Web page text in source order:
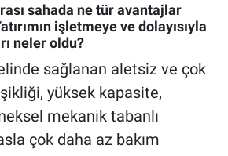
sahada ne tür avantajlar
işletmeye ve dolayısıyla
neler oldu?
sağlanan aletsiz ve çok
yüksek kapasite,
mekanik tabanlı
çok daha az bakım